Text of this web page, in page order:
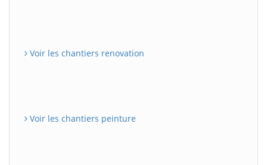
Voir les chantiers renovation
Voir les chantiers peinture